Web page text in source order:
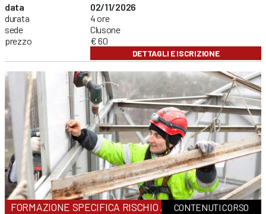
data
durata
sede
prezzo
02/11/2026
4 ore
Clusone
€ 60
DETTAGLI E ISCRIZIONE
FORMAZIONE SPECIFICA RISCHIO ALTOCONTENUTI CORSO